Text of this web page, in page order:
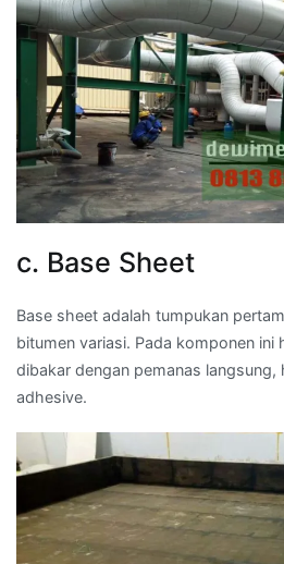
c. Base Sheet
Base sheet adalah tumpukan
bitumen variasi. Pada komponen ini
dibakar dengan pemanas
adhesive.